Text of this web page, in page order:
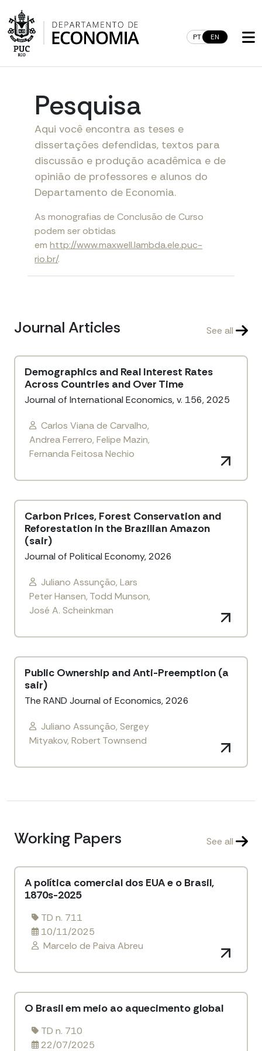
to
content
PT EN
Pesquisa
Aqui você encontra as teses e
dissertações defendidas, textos para
discussão e produção acadêmica e de
opinião de professores e alunos do
Departamento de Economia.
As monografias de Conclusão de Curso
podem ser obtidas
emhttp://www.maxwell.lambda.ele.puc-
rio.br/.
Journal Articles See all
Demographics and Real Interest Rates
Across Countries and Over Time
Journal of International Economics, v. 156, 2025
Carlos Viana de Carvalho,
Andrea Ferrero, Felipe Mazin,
Fernanda Feitosa Nechio
Carbon Prices, Forest Conservation and
Reforestation in the Brazilian Amazon
(sair)
Journal of Political Economy, 2026
Juliano Assunção, Lars
Peter Hansen, Todd Munson,
José A. Scheinkman
Public Ownership and Anti-Preemption (a
sair)
The RAND Journal of Economics, 2026
Juliano Assunção, Sergey
Mityakov, Robert Townsend
Working Papers See all
A política comercial dos EUA e o Brasil,
1870s-2025
TD n. 711
10/11/2025
Marcelo de Paiva Abreu
O Brasil em meio ao aquecimento global
TD n. 710
22/07/2025